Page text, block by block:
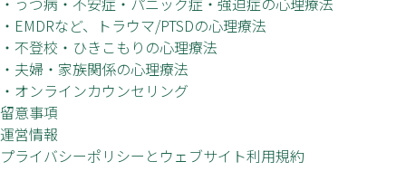
・EMDRなど、トラウマ/PTSDの心理療法
・不登校・ひきこもりの心理療法
・夫婦・家族関係の心理療法
・オンラインカウンセリング
留意事項
運営情報
プライバシーポリシーとウェブサイト利用規約